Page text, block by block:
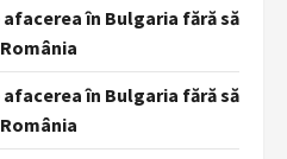
în Bulgaria fără să
în Bulgaria fără să